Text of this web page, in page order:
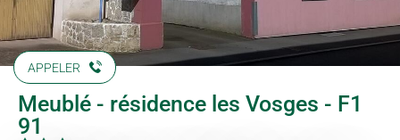
APPELER
Meublé - résidence les Vosges - F1
91